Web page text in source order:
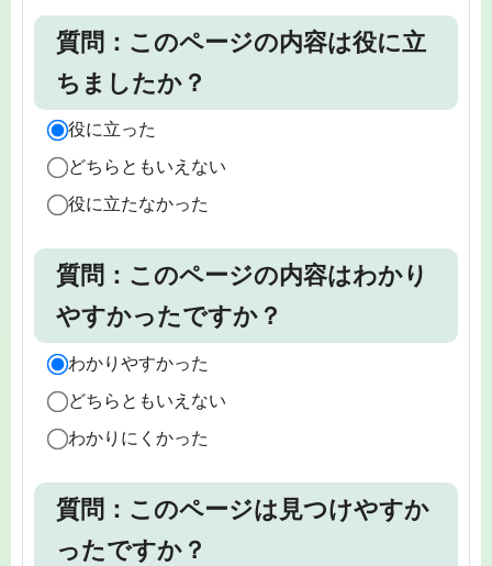
質問：このページの内容は役に立
ちましたか？
役に立った
どちらともいえない
役に立たなかった
質問：このページの内容はわかり
やすかったですか？
わかりやすかった
どちらともいえない
わかりにくかった
質問：このページは見つけやすか
ったですか？